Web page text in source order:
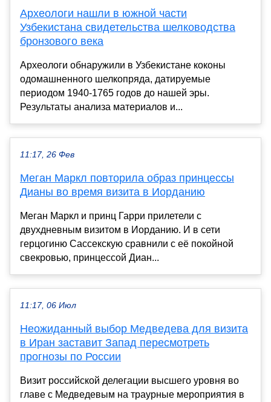
Археологи нашли в южной части
Узбекистана свидетельства шелководства
бронзового века
Археологи обнаружили в Узбекистане коконы
одомашненного шелкопряда, датируемые
периодом 1940-1765 годов до нашей эры.
Результаты анализа материалов и...
11:17, 26 Фев
Меган Маркл повторила образ принцессы
Дианы во время визита в Иорданию
Меган Маркл и принц Гарри прилетели с
двухдневным визитом в Иорданию. И в сети
герцогиню Сассекскую сравнили с её покойной
свекровью, принцессой Диан...
11:17, 06 Июл
Неожиданный выбор Медведева для визита
в Иран заставит Запад пересмотреть
прогнозы по России
Визит российской делегации высшего уровня во
главе с Медведевым на траурные мероприятия в